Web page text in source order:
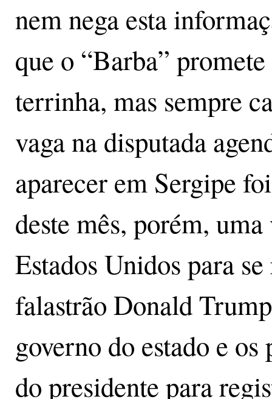
nem nega esta
que o “Barba”
terrinha, mas sempre
vaga na disputada
aparecer em Sergipe
deste mês, porém,
Estados Unidos para
falastrão Donald
governo do estado e
do presidente para